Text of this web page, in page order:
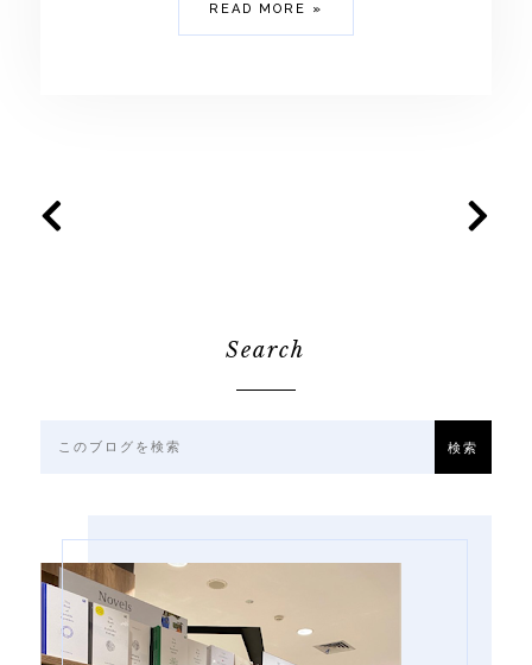
READ MORE »
Search